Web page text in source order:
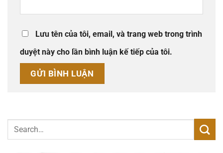
Lưu tên của tôi, email, và trang web trong trình
duyệt này cho lần bình luận kế tiếp của tôi.